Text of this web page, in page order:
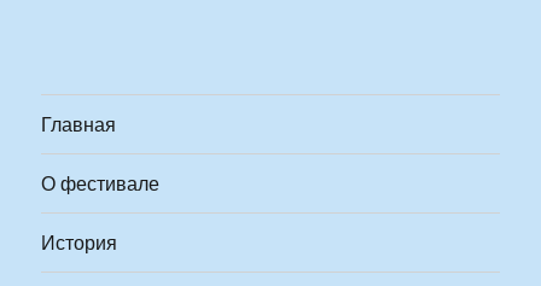
Главная
О фестивале
История